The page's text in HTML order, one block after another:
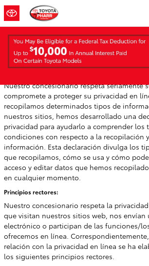
Saltar al contenido principal
Privacidad
Nuestro concesionario respeta seriamente
compromete a proteger su privacidad en
recopilamos determinados tipos de
nuestros sitios, hemos desarrollado una
privacidad para ayudarlo a comprender los
condiciones con respecto a la recopilación
información. Esta declaración divulga los
que recopilamos, cómo se usa y cómo
acceso y editar datos que hemos
en cualquier momento.
Principios rectores:
Nuestro concesionario respeta la
que visitan nuestros sitios web, nos envían
electrónico o participan de las funciones/
ofrecemos en línea.
relación con la privacidad en línea se ha
los siguientes principios rectores.